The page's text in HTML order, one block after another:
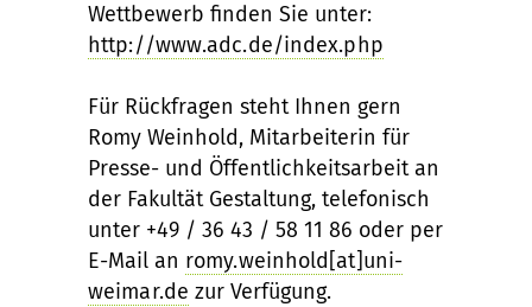
Wettbewerb finden Sie unter:
http://www.adc.de/index.php
Für Rückfragen steht Ihnen gern
Romy Weinhold, Mitarbeiterin für
Presse- und Öffentlichkeitsarbeit an
der Fakultät Gestaltung, telefonisch
unter +49 / 36 43 / 58 11 86 oder per
E-Mail an romy.weinhold[at]uni-
weimar.de zur Verfügung.